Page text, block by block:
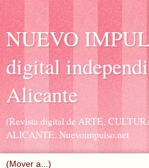
NUEVO
digital
Alicante
(Revista digital de ARTE,
ALICANTE. Nuevoimpulso.net